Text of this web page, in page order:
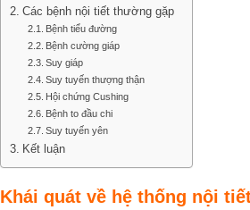
Các bệnh nội tiết thường gặp
Bệnh tiểu đường
Bệnh cường giáp
Suy giáp
Suy tuyến thượng thận
Hội chứng Cushing
Bệnh to đầu chi
Suy tuyến yên
Kết luận
Khái quát về hệ thống nội